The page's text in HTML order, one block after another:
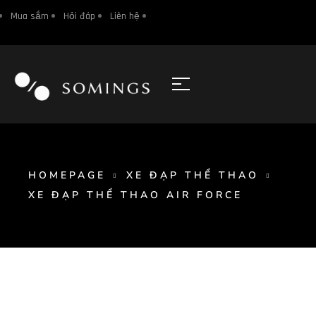
Mua sắm Hỏi đáp Liên hệ
HOMEPAGE
XE ĐẠP THỂ THAO
XE ĐẠP THỂ THAO AIR FORCE